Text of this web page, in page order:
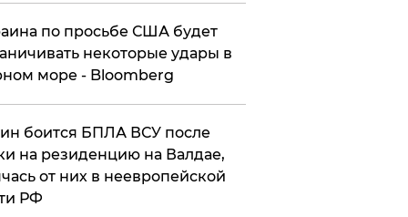
по просьбе США будет
некоторые удары в
море - Bloomberg
боится БПЛА ВСУ после
на резиденцию на Валдае,
от них в неевропейской
РФ